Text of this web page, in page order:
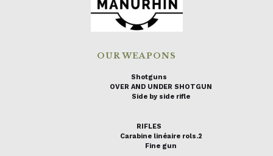
OUR WEAPONS
Shotguns
OVER AND UNDER SHOTGUN
Side by side rifle
RIFLES
Carabine linéaire rols.2
Fine gun